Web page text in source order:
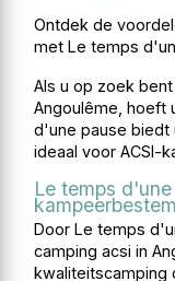
Ontdek de
met Le temps
Als u op zoek
Angoulême, hoeft
d'une pause biedt
ideaal voor ACSI-
Le temps
Door Le temps
camping acsi in
kwaliteitscamping